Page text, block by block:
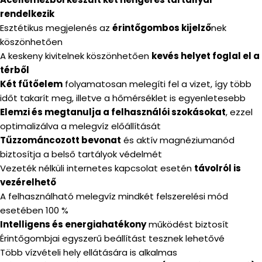
rendelkezik
Esztétikus megjelenés az érintőgombos kijelzőnek
köszönhetően
A keskeny kivitelnek köszönhetően kevés helyet foglal el a
térből
Két fűtőelem folyamatosan melegíti fel a vizet, így több
időt takarít meg, illetve a hőmérséklet is egyenletesebb
Elemzi és megtanulja a felhasználói szokásokat, ezzel
optimalizálva a melegvíz előállítását
Tűzzománcozott bevonat és aktív magnéziumanód
biztosítja a belső tartályok védelmét
Vezeték nélküli internetes kapcsolat esetén távolról is
vezérelhető
A felhasználható melegvíz mindkét felszerelési mód
esetében 100 %
Intelligens és energiahatékonyműködést biztosít
Érintőgombjai egyszerű beállítást tesznek lehetővé
Több vízvételi hely ellátására is alkalmas